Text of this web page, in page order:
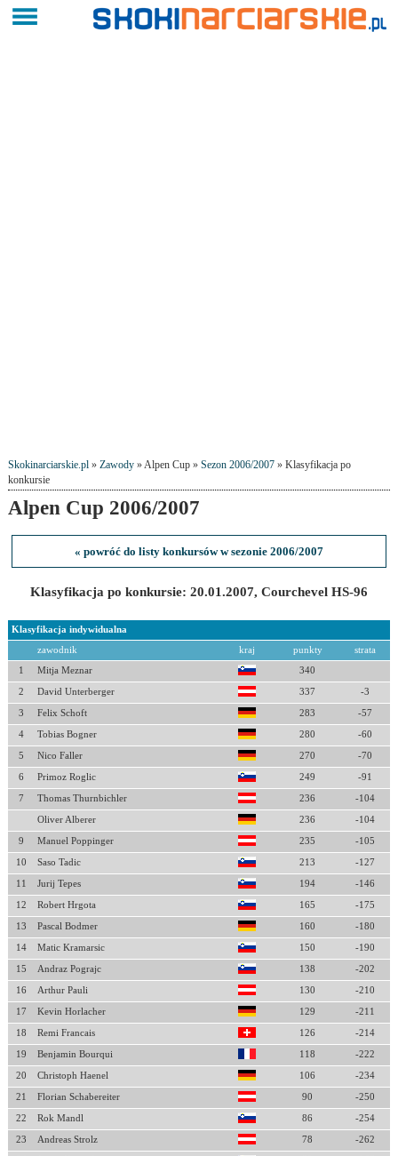
Skokinarciarskie.pl» Zawody» Alpen Cup » Sezon 2006/2007» Klasyfikacja po
konkursie
Alpen Cup 2006/2007
« powróć do listy konkursów w sezonie 2006/2007
Klasyfikacja po konkursie: 20.01.2007, Courchevel HS-96
Klasyfikacja indywidualna
zawodnik kraj punkty strata
1 Mitja Meznar 340
2 David Unterberger 337 -3
3 Felix Schoft 283 -57
4 Tobias Bogner 280 -60
5 Nico Faller 270 -70
6 Primoz Roglic 249 -91
7 Thomas Thurnbichler 236 -104
Oliver Alberer 236 -104
9 Manuel Poppinger 235 -105
10 Saso Tadic 213 -127
11 Jurij Tepes 194 -146
12 Robert Hrgota 165 -175
13 Pascal Bodmer 160 -180
14 Matic Kramarsic 150 -190
15 Andraz Pograjc 138 -202
16 Arthur Pauli 130 -210
17 Kevin Horlacher 129 -211
18 Remi Francais 126 -214
19 Benjamin Bourqui 118 -222
20 Christoph Haenel 106 -234
21 Florian Schabereiter 90 -250
22 Rok Mandl 86 -254
23 Andreas Strolz 78 -262